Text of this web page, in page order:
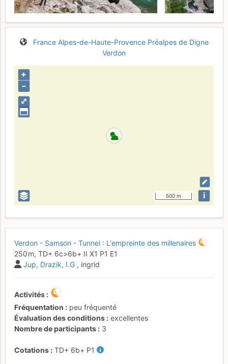
France Alpes-de-Haute-Provence Préalpes de Digne
Verdon
⤢
+
–
500 m i
Verdon - Samson - Tunnel : L'empreinte des millenaires
250 m, TD+ 6c>6b+ II X1 P1 E1
Jup Drazik I.G , ingrid
Activités
Fréquentation
peu fréquenté
Évaluation des conditions
excellentes
Nombre de participants
3
Cotations TD+ 6b+ P1